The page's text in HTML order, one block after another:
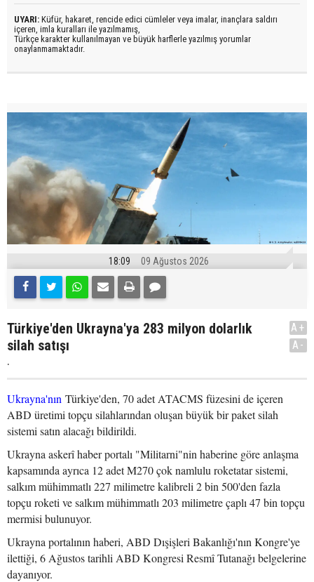
UYARI: Küfür, hakaret, rencide edici cümleler veya imalar, inançlara saldırı
içeren, imla kuralları ile yazılmamış,
Türkçe karakter kullanılmayan ve büyük harflerle yazılmış yorumlar
onaylanmamaktadır.
18:09 09 Ağustos 2026
Türkiye'den Ukrayna'ya 283 milyon dolarlık
silah satışı
.
A+
A-
Ukrayna'nın Türkiye'den, 70 adet ATACMS füzesini de içeren
ABD üretimi topçu silahlarından oluşan büyük bir paket silah
sistemi satın alacağı bildirildi.
Ukrayna askerî haber portalı "Militarni"nin haberine göre anlaşma
kapsamında ayrıca 12 adet M270 çok namlulu roketatar sistemi,
salkım mühimmatlı 227 milimetre kalibreli 2 bin 500'den fazla
topçu roketi ve salkım mühimmatlı 203 milimetre çaplı 47 bin topçu
mermisi bulunuyor.
Ukrayna portalının haberi, ABD Dışişleri Bakanlığı'nın Kongre'ye
ilettiği, 6 Ağustos tarihli ABD Kongresi Resmî Tutanağı belgelerine
dayanıyor.